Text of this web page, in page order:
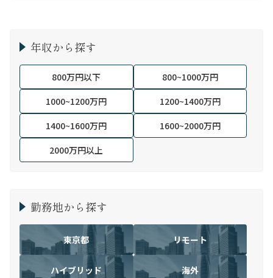
年収から探す
800万円以下
800~1000万円
1000~1200万円
1200~1400万円
1400~1600万円
1600~2000万円
2000万円以上
勤務地から探す
東京都 リモート
ハイブリッド 海外